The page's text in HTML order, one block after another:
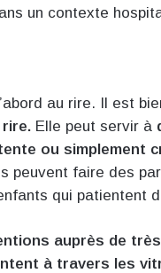
un contexte
au rire. Il est
Elle peut servir à
ou simplement
peuvent faire des
qui patientent
auprès de
à travers les